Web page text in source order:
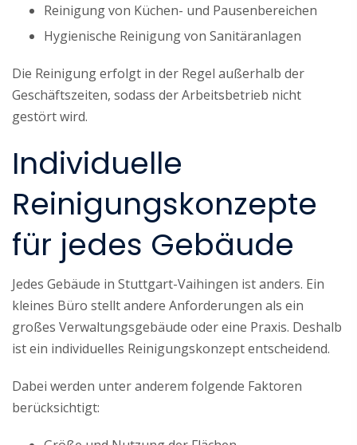
Reinigung von Küchen- und Pausenbereichen
Hygienische Reinigung von Sanitäranlagen
Die Reinigung erfolgt in der Regel außerhalb der
Geschäftszeiten, sodass der Arbeitsbetrieb nicht
gestört wird.
Individuelle
Reinigungskonzepte
für jedes Gebäude
Jedes Gebäude in Stuttgart-Vaihingen ist anders. Ein
kleines Büro stellt andere Anforderungen als ein
großes Verwaltungsgebäude oder eine Praxis. Deshalb
ist ein individuelles Reinigungskonzept entscheidend.
Dabei werden unter anderem folgende Faktoren
berücksichtigt: